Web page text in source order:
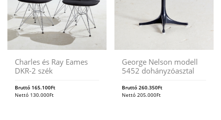
Charles és Ray Eames
DKR-2 szék
Bruttó 165.100Ft
Nettó 130.000Ft
George Nelson modell
5452 dohányzóasztal
Bruttó260.350Ft
Nettó205.000Ft